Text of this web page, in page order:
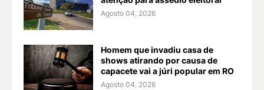
Agosto 04, 2026
Homem que invadiu casa de
shows atirando por causa de
capacete vai a júri popular em RO
Agosto 04, 2026